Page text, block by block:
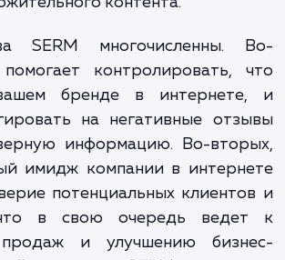
имиджа
Он включает в себя
о бренде, анализ
удаление негативных
контента.
SERM многочисленны.
помогает контролировать,
бренде в
на негативные